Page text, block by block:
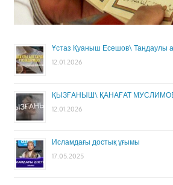
Ұстаз Қуаныш Есешов\ Таңдаулы
12.01.2026
ҚЫЗҒАНЫШ\ ҚАНАҒАТ
12.01.2026
Исламдағы достық ұғымы
17.05.2025